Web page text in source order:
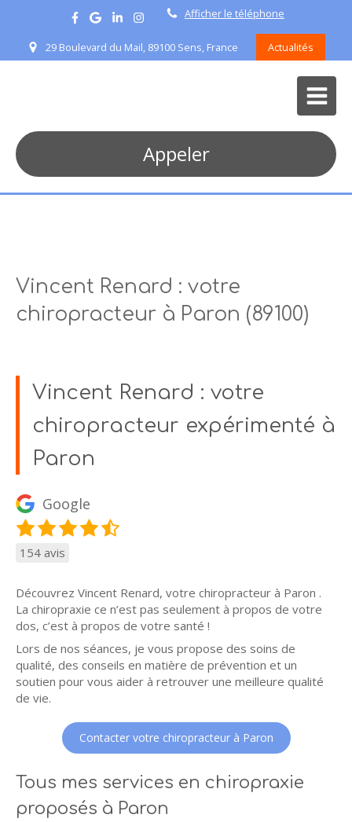
Afficher le téléphone
29 Boulevard du Mail, 89100 Sens, France Actualités
Appeler
Vincent Renard : votre
chiropracteur à Paron (89100)
Vincent Renard : votre
chiropracteur expérimenté à
Paron
Google
154 avis
Découvrez Vincent Renard, votre chiropracteur à Paron .
La chiropraxie ce n’est pas seulement à propos de votre
dos, c’est à propos de votre santé !
Lors de nos séances, je vous propose des soins de
qualité, des conseils en matière de prévention et un
soutien pour vous aider à retrouver une meilleure qualité
de vie.
Contacter votre chiropracteur à Paron
Tous mes services en chiropraxie
proposés à Paron